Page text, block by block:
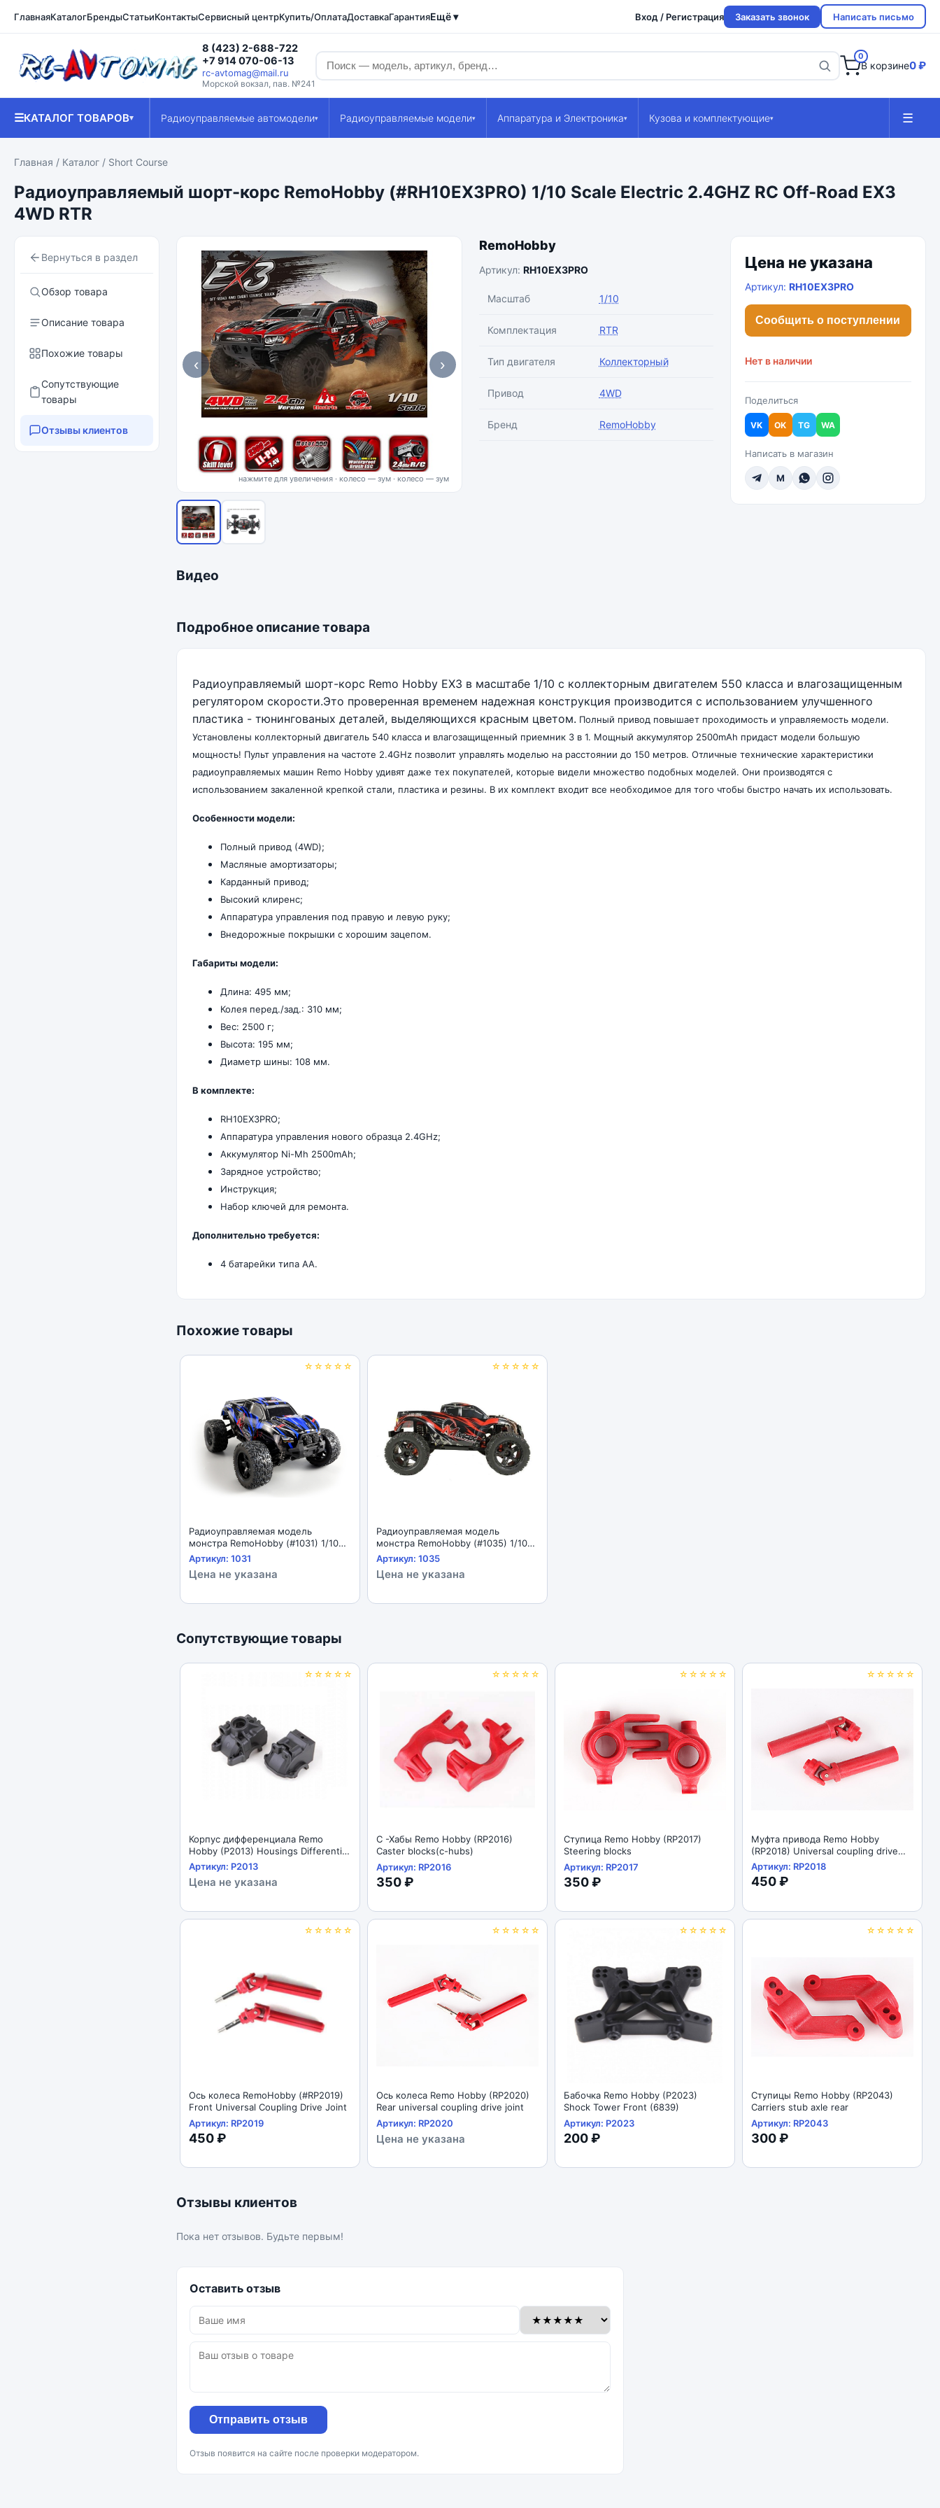
ГлавнаяКаталогБрендыСтатьиКонтактыСервисный центрКупить/ОплатаДоставкаГарантияЕщё ▾ Вход / Регистрация Заказать звонок Написать письмо
8 (423) 2-688-722
+7 914 070-06-13
rc-avtomag@mail.ru
Морской вокзал, пав. №241
0
В корзине0 ₽
☰КАТАЛОГ ТОВАРОВ▾ Радиоуправляемые автомодели▾ Радиоуправляемые модели▾ Аппаратура и Электроника▾ Кузова и комплектующие▾ ☰
Главная / Каталог / Short Course
Радиоуправляемый шорт-корс RemoHobby (#RH10EX3PRO) 1/10 Scale Electric 2.4GHZ RC Off-Road EX3
4WD RTR
Вернуться в раздел
Обзор товара
Описание товара
Похожие товары
Сопутствующие
товары
Отзывы клиентов
‹
нажмите для увеличения · колесо — зум
›
RemoHobby
Артикул: RH10EX3PRO
Масштаб 1/10
Комплектация RTR
Тип двигателя Коллекторный
Привод 4WD
Бренд RemoHobby
Цена не указана
Артикул: RH10EX3PRO
Сообщить о поступлении
Нет в наличии
Поделиться
VK OK TG WA
Написать в магазин
M
Видео
Подробное описание товара
Радиоуправляемый шорт-корс Remo Hobby EX3 в масштабе 1/10 с коллекторным двигателем 550 класса и влагозащищенным
регулятором скорости.Это проверенная временем надежная конструкция производится с использованием улучшенного
пластика - тюнингованых деталей, выделяющихся красным цветом. Полный привод повышает проходимость и управляемость модели.
Установлены коллекторный двигатель 540 класса и влагозащищенный приемник 3 в 1. Мощный аккумулятор 2500mAh придаст модели большую
мощность! Пульт управления на частоте 2.4GHz позволит управлять моделью на расстоянии до 150 метров. Отличные технические характеристики
радиоуправляемых машин Remo Hobby удивят даже тех покупателей, которые видели множество подобных моделей. Они производятся с
использованием закаленной крепкой стали, пластика и резины. В их комплект входит все необходимое для того чтобы быстро начать их использовать.
Особенности модели:
Полный привод (4WD);
Масляные амортизаторы;
Карданный привод;
Высокий клиренс;
Аппаратура управления под правую и левую руку;
Внедорожные покрышки с хорошим зацепом.
Габариты модели:
Длина: 495 мм;
Колея перед./зад.: 310 мм;
Вес: 2500 г;
Высота: 195 мм;
Диаметр шины: 108 мм.
В комплекте:
RH10EX3PRO;
Аппаратура управления нового образца 2.4GHz;
Аккумулятор Ni-Mh 2500mAh;
Зарядное устройство;
Инструкция;
Набор ключей для ремонта.
Дополнительно требуется:
4 батарейки типа АА.
Похожие товары
☆☆☆☆☆
Радиоуправляемая модель
монстра RemoHobby (#1031) 1/10
Scale Electric 4WD 2.4GHZ RC Off-
Road Brushed Monster Truck M-Max
Артикул: 1031
Цена не указана
☆☆☆☆☆
Радиоуправляемая модель
монстра RemoHobby (#1035) 1/10
Scale Electric 4WD 2.4GHZ RC Off-
Road Brushless Monster Truck M-
Max
Артикул: 1035
Цена не указана
Сопутствующие товары
☆☆☆☆☆
Корпус дифференциала Remo
Hobby (P2013) Housings Differential
Front
Артикул: P2013
Цена не указана
☆☆☆☆☆
С -Хабы Remo Hobby (RP2016)
Caster blocks(c-hubs)
Артикул: RP2016
350 ₽
☆☆☆☆☆
Ступица Remo Hobby (RP2017)
Steering blocks
Артикул: RP2017
350 ₽
☆☆☆☆☆
Муфта привода Remo Hobby
(RP2018) Universal coupling drive
joint
Артикул: RP2018
450 ₽
☆☆☆☆☆
Ось колеса RemoHobby (#RP2019)
Front Universal Coupling Drive Joint
Артикул: RP2019
450 ₽
☆☆☆☆☆
Ось колеса Remo Hobby (RP2020)
Rear universal coupling drive joint
Артикул: RP2020
Цена не указана
☆☆☆☆☆
Бабочка Remo Hobby (P2023)
Shock Tower Front (6839)
Артикул: P2023
200 ₽
☆☆☆☆☆
Ступицы Remo Hobby (RP2043)
Carriers stub axle rear
Артикул: RP2043
300 ₽
Отзывы клиентов
Пока нет отзывов. Будьте первым!
Оставить отзыв
Отправить отзыв
Отзыв появится на сайте после проверки модератором.